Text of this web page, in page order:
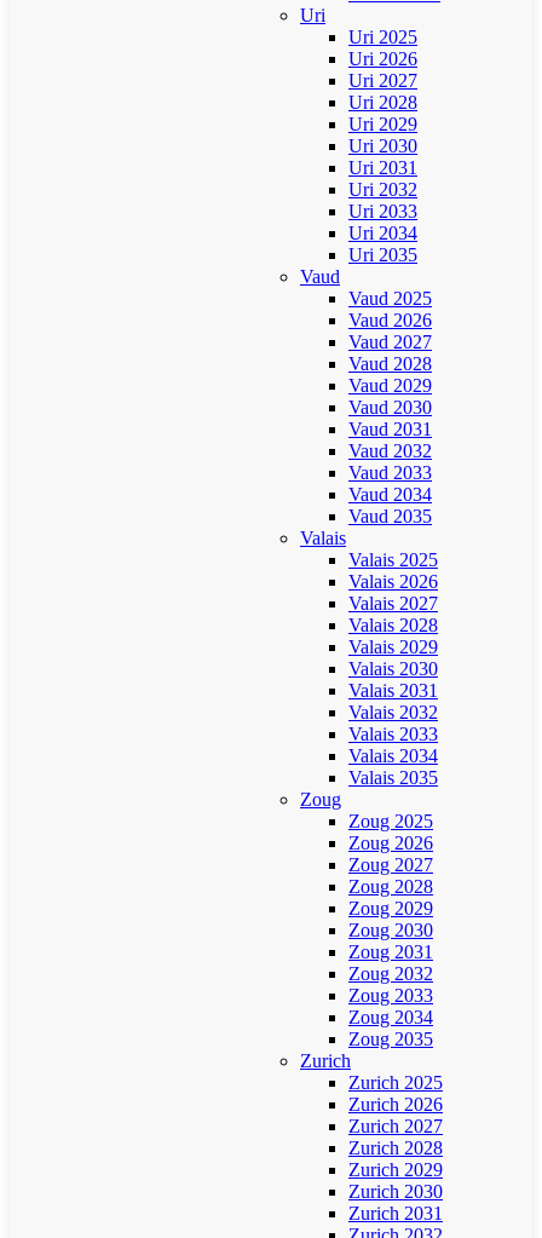
Uri
Uri 2025
Uri 2026
Uri 2027
Uri 2028
Uri 2029
Uri 2030
Uri 2031
Uri 2032
Uri 2033
Uri 2034
Uri 2035
Vaud
Vaud 2025
Vaud 2026
Vaud 2027
Vaud 2028
Vaud 2029
Vaud 2030
Vaud 2031
Vaud 2032
Vaud 2033
Vaud 2034
Vaud 2035
Valais
Valais 2025
Valais 2026
Valais 2027
Valais 2028
Valais 2029
Valais 2030
Valais 2031
Valais 2032
Valais 2033
Valais 2034
Valais 2035
Zoug
Zoug 2025
Zoug 2026
Zoug 2027
Zoug 2028
Zoug 2029
Zoug 2030
Zoug 2031
Zoug 2032
Zoug 2033
Zoug 2034
Zoug 2035
Zurich
Zurich 2025
Zurich 2026
Zurich 2027
Zurich 2028
Zurich 2029
Zurich 2030
Zurich 2031